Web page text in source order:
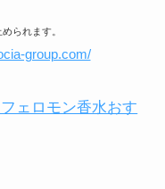
られます。
group.com/
ェロモン香水おす